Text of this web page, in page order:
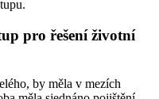
pro řešení životní
by měla v mezích